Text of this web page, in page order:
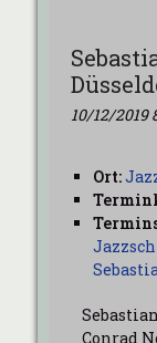
10/12/2019
Ort:
Conrad